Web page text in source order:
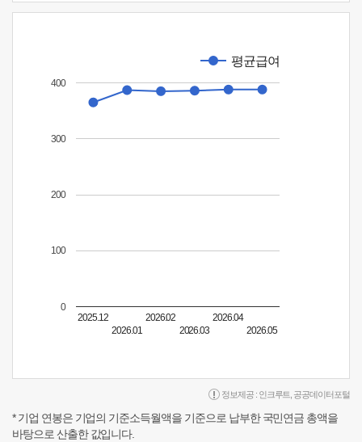
평균급여
2025.12
2026.01
2026.02
2026.03
2026.04
2026.05
0
100
200
300
400
정보제공 : 인크루트 공공데이터포털
* 기업 연봉은 기업의 기준소득월액을 기준으로 납부한 국민연금 총액을
바탕으로 산출한 값입니다.